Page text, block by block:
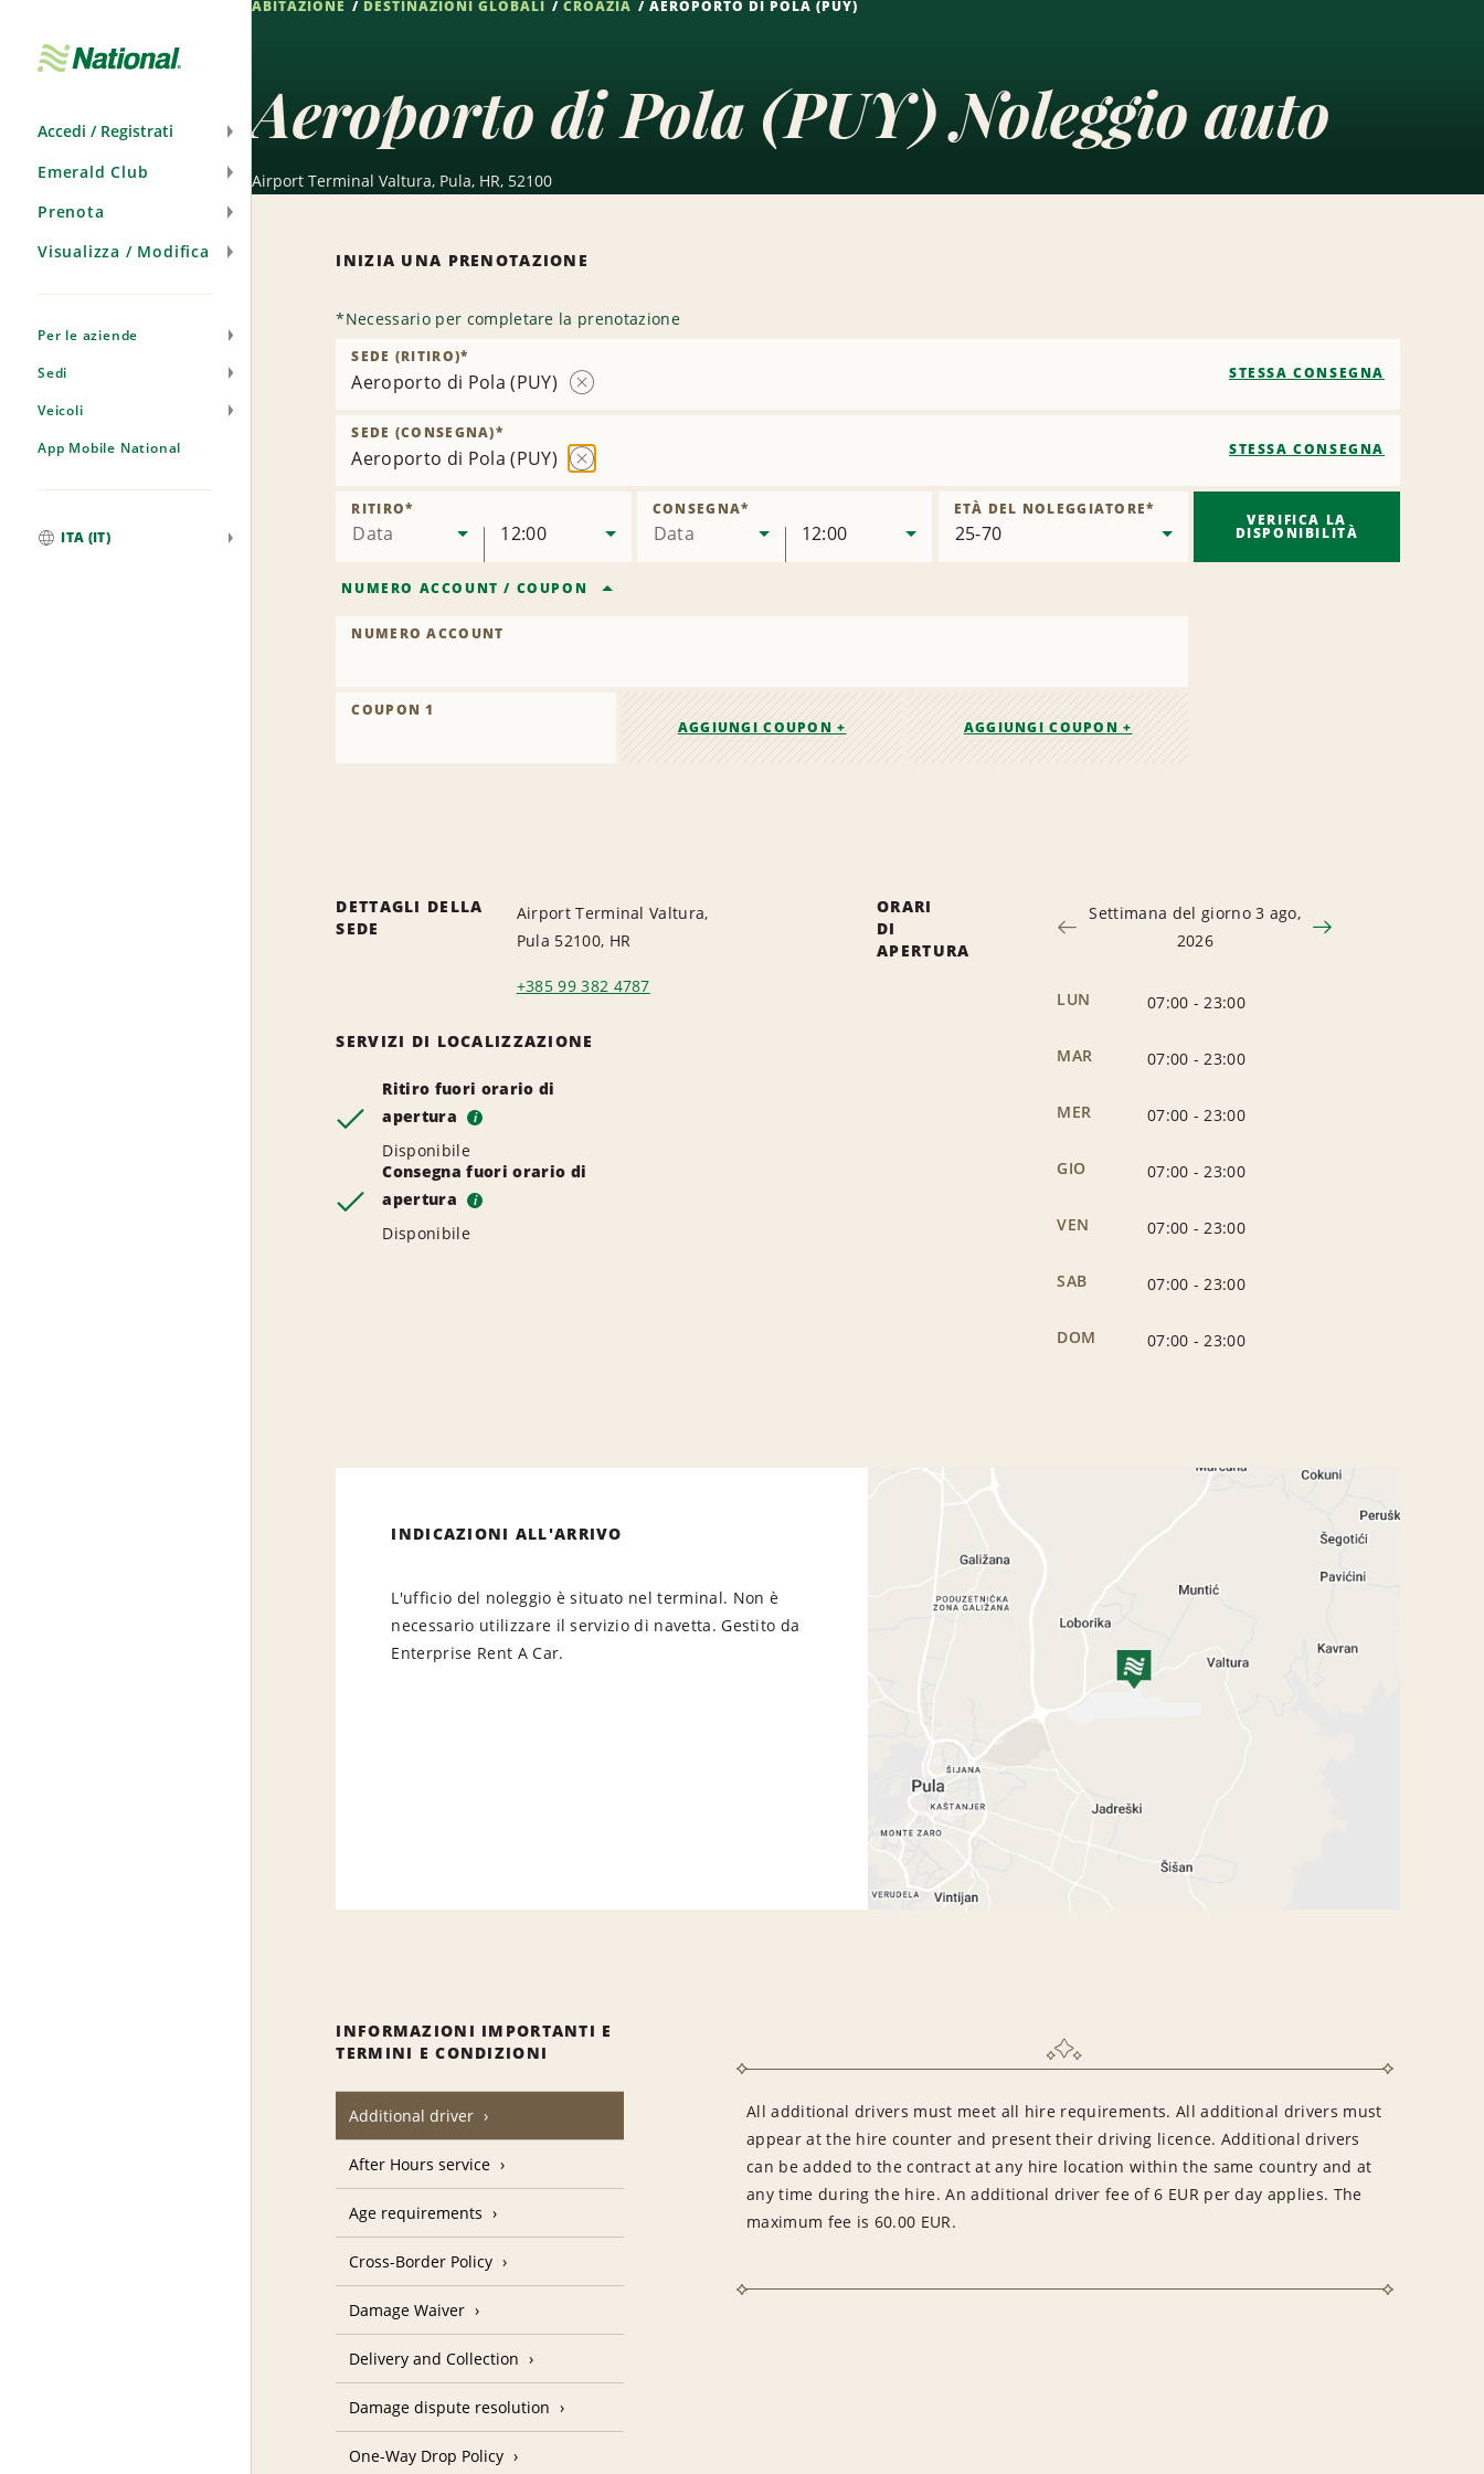
Accedi / Registrati
Emerald Club
Prenota
Visualizza / Modifica
Per le aziende
Sedi
Veicoli
App Mobile National
ITA (IT)
ABITAZIONE DESTINAZIONI GLOBALI CROAZIA AEROPORTO DI POLA (PUY)
Aeroporto di Pola (PUY) Noleggio auto
Airport Terminal Valtura, Pula, HR, 52100
INIZIA UNA PRENOTAZIONE
*Necessario per completare la prenotazione
Aeroporto di Pola (PUY)
SEDE (RITIRO)*
STESSA CONSEGNA
Aeroporto di Pola (PUY)
SEDE (CONSEGNA)*
STESSA CONSEGNA
Data
RITIRO*
12:00 Data
CONSEGNA*
12:00
ETÀ DEL NOLEGGIATORE*
NUMERO ACCOUNT / COUPON
NUMERO ACCOUNT
COUPON 1
AGGIUNGI COUPON +
AGGIUNGI COUPON +
VERIFICA LA
DISPONIBILITÀ
DETTAGLI DELLA
SEDE
Airport Terminal Valtura,
Pula 52100, HR
+385 99 382 4787
SERVIZI DI LOCALIZZAZIONE
Ritiro fuori orario di
apertura
i
Disponibile
Consegna fuori orario di
apertura
i
Disponibile
ORARI
DI
APERTURA
Settimana del giorno 3 ago,
2026
LUN 07:00 -23:00
MAR 07:00 -23:00
MER 07:00 -23:00
GIO 07:00 -23:00
VEN 07:00 -23:00
SAB 07:00 -23:00
DOM 07:00 -23:00
INDICAZIONI ALL'ARRIVO
L'ufficio del noleggio è situato nel terminal. Non è
necessario utilizzare il servizio di navetta. Gestito da
Enterprise Rent A Car.
INFORMAZIONI IMPORTANTI E
TERMINI E CONDIZIONI
Additional driver
All additional drivers must meet all hire requirements. All additional drivers must
appear at the hire counter and present their driving licence. Additional drivers
can be added to the contract at any hire location within the same country and at
any time during the hire. An additional driver fee of 6 EUR per day applies. The
maximum fee is 60.00 EUR.
After Hours service
Age requirements
Cross-Border Policy
Damage Waiver
Delivery and Collection
Damage dispute resolution
One-Way Drop Policy